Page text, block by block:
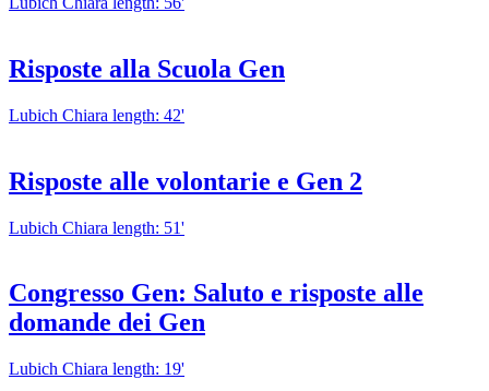
Risposte alla Scuola Gen
Lubich Chiara length: 42'
Risposte alle volontarie e Gen 2
Lubich Chiara length: 51'
Congresso Gen: Saluto e risposte alle
domande dei Gen
Lubich Chiara length: 19'